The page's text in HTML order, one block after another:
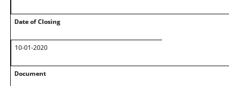
Date of Closing
10-01-2020
Document